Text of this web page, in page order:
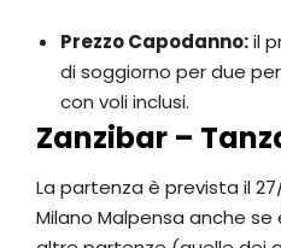
Prezzo Capodanno:il
di soggiorno per due
con voli inclusi.
Zanzibar –
La partenza è prevista il
Milano Malpensa anche